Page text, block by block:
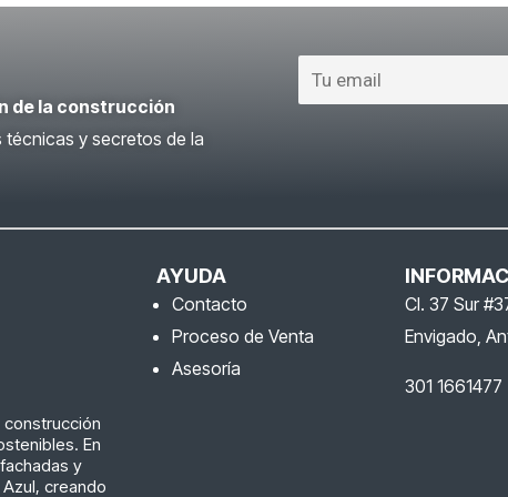
de la construcción
y secretos de la
En
y
creando
AYUDA
Contacto
Proceso de Venta
Asesoría
Cl. 37 Sur
Envigado,
301 1661477